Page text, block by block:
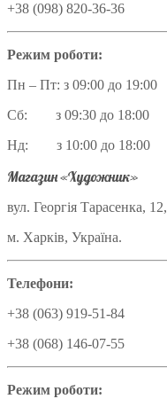
+38 (098) 820-36-36
Режим роботи:
Пн – Пт: з 09:00 до 19:00
Сб: з 09:30 до 18:00
Нд: з 10:00 до 18:00
Магазин «Художник»
вул. Георгія Тарасенка, 12,
м. Харків, Україна.
Телефони:
+38 (063) 919-51-84
+38 (068) 146-07-55
Режим роботи: